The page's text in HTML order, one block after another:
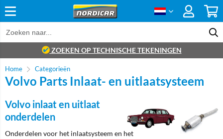
ZOEKEN OP TECHNISCHE TEKENINGEN
Home Categorieën
Volvo Parts Inlaat- en uitlaatsysteem
Volvo inlaat en uitlaat
onderdelen
Onderdelen voor het inlaatsysteem en het